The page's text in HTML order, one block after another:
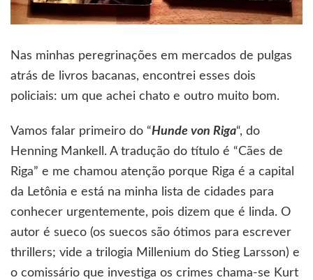
Nas minhas peregrinações em mercados de pulgas
atrás de livros bacanas, encontrei esses dois
policiais: um que achei chato e outro muito bom.
Vamos falar primeiro do “Hunde von Riga“, do
Henning Mankell. A tradução do título é “Cães de
Riga” e me chamou atenção porque Riga é a capital
da Letônia e está na minha lista de cidades para
conhecer urgentemente, pois dizem que é linda. O
autor é sueco (os suecos são ótimos para escrever
thrillers; vide a trilogia Millenium do Stieg Larsson) e
o comissário que investiga os crimes chama-se Kurt